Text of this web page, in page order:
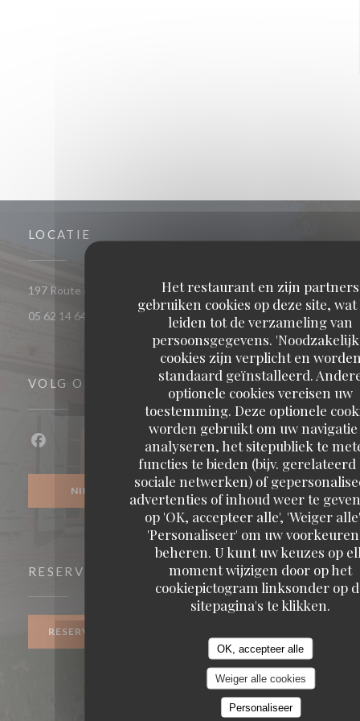
Het restaurant en zijn partners
gebruiken cookies op deze site,
leiden tot de verzameling van
persoonsgegevens.
cookies zijn verplicht en
standaard geïnstalleerd.
optionele cookies vereisen uw
toestemming. Deze optionele
worden gebruikt om uw
analyseren, het sitepubliek te
functies te bieden (bijv. gerelateerd
sociale netwerken) of
advertenties of inhoud weer te
op 'OK, accepteer alle', 'Weiger
'Personaliseer' om uw
beheren. U kunt uw keuzes op
moment wijzigen door op het
cookiepictogram linksonder op
sitepagina's te klikken.
OK, accepteer alle
Weiger alle cookies
Personaliseer
LOCATIE
197 Route de Saint-Simon 31100 TOULOUSE ((opent in een
05 62 14 64 85
VOLG ONS
Facebook ((opent in een nieuw venster))
NIEUWSBRIEF
RESERVERING
RESERVEER EEN TAFEL